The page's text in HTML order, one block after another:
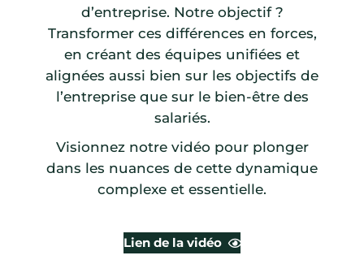
d’entreprise. Notre objectif ?
Transformer ces différences en forces,
en créant des équipes unifiées et
alignées aussi bien sur les objectifs de
l’entreprise que sur le bien-être des
salariés.
Visionnez notre vidéo pour plonger
dans les nuances de cette dynamique
complexe et essentielle.
Lien de la vidéo